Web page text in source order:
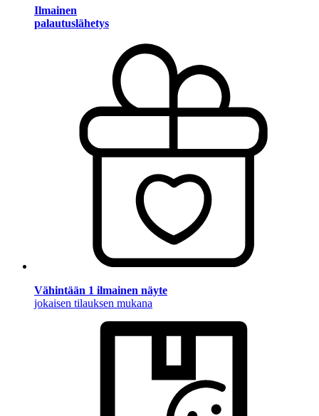
Ilmainen
palautuslähetys
Vähintään 1 ilmainen näyte
jokaisen tilauksen mukana